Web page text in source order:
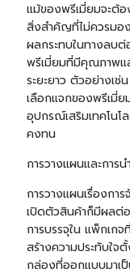
แม้ของพรีเมี่ยมจะต้
สิ่งสำคัญที่ไม่ควรมอ
ผลกระทบในทางลบ
พรีเมี่ยมที่มีคุณภาพแ
ระยะยาว ตัวอย่างเ
เลือกแจกของพรีเมี่
อุปกรณ์เสริมเทคโนโ
คงทน
การวางแผนและการน
การวางแผนเรื่องกา
เปิดตัวสินค้าก็มีผลต่
การบรรจุใน แพ็กเก
สร้างความประทับใจ
กล่องที่ออกแบบมาเ